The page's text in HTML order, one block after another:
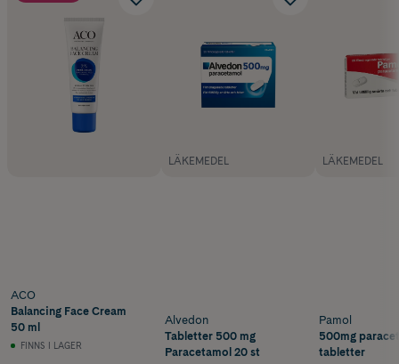
ACO
Balancing Face Cream
50 ml
FINNS I LAGER
LÄKEMEDEL
Alvedon
Tabletter 500 mg
Paracetamol 20 st
LÄKEMEDEL
Pamol
500mg
tabletter